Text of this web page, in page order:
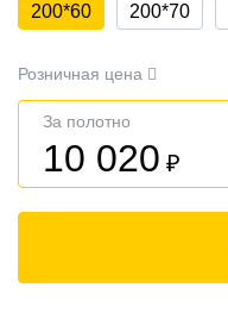
200*60 200*70
Розничная цена
За полотно
10 020 ₽